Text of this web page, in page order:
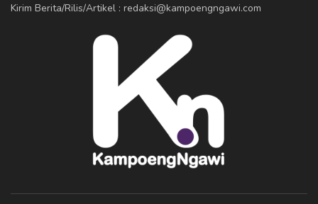
Kirim Berita/Rilis/Artikel : redaksi@kampoengngawi.com